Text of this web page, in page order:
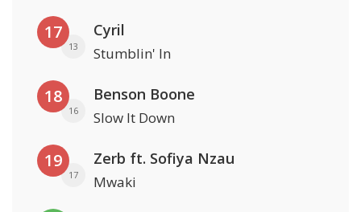
17
13
Cyril
Stumblin' In
18
16
Benson Boone
Slow It Down
19
17
Zerb ft. Sofiya Nzau
Mwaki